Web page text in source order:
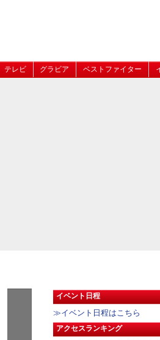
テレビ グラビア ベストファイター
イベント日程
≫イベント日程はこちら
アクセスランキング